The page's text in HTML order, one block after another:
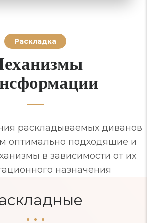
Раскладка
раскладываемых диванов
оптимально подходящие и
в зависимости от их
назначения